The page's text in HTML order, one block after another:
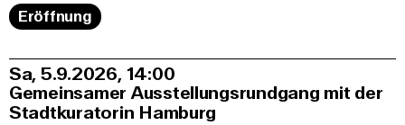
Eröffnung
Sa, 5.9.2026 14:00
Gemeinsamer Ausstellungsrundgang mit der
Stadtkuratorin Hamburg